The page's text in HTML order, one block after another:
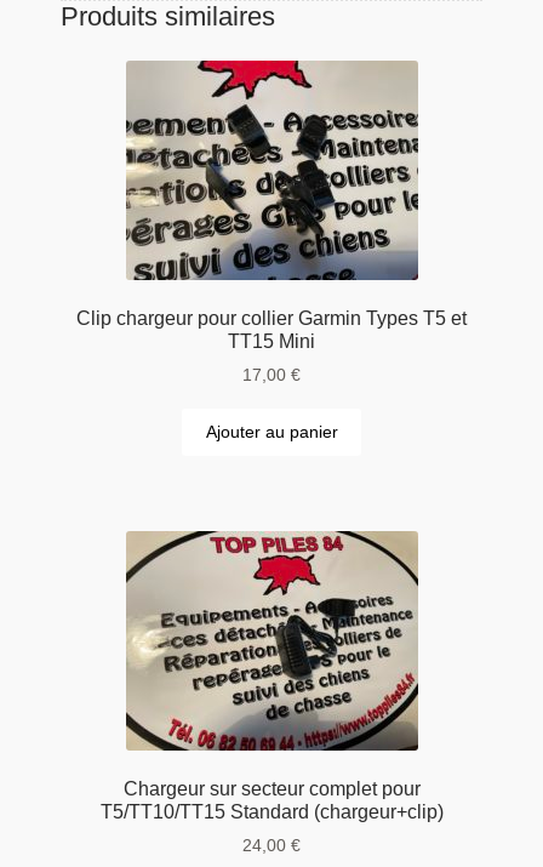
Produits similaires
Clip chargeur pour collier Garmin Types T5 et
TT15 Mini
17,00 €
Ajouter au panier
Chargeur sur secteur complet pour
T5/TT10/TT15 Standard (chargeur+clip)
24,00 €